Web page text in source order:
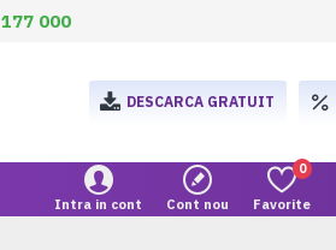
000
DESCARCA GRATUIT
Intra in cont Cont nou Favorite
0